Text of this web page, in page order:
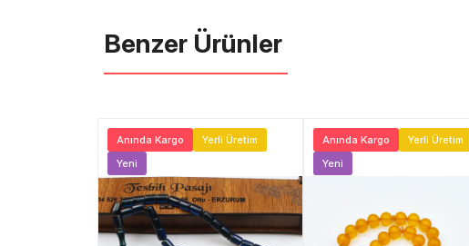
Benzer Ürünler ️
Anında Kargo
Yerli Üretim
Yeni
Anında Kargo
Yerli Üretim
Yeni